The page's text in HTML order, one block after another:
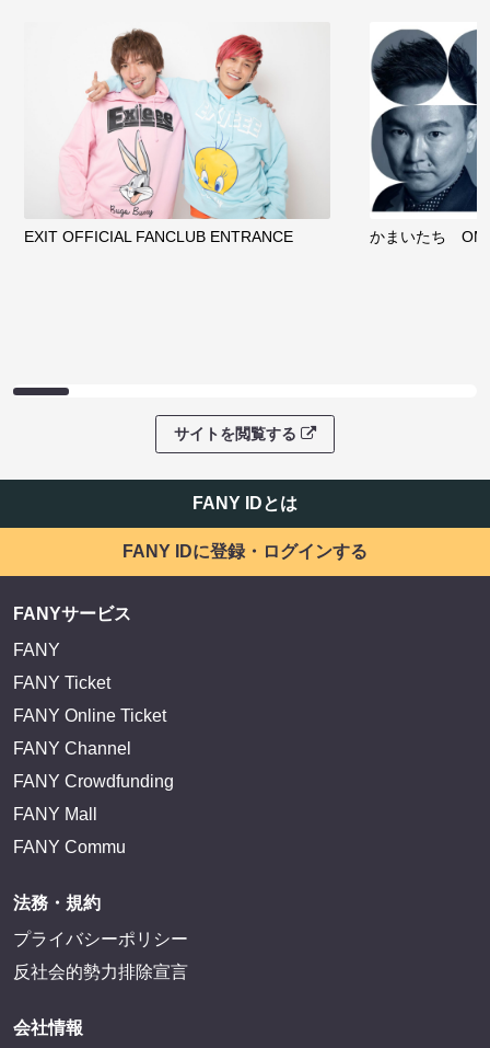
EXIT OFFICIAL FANCLUB ENTRANCE かまいたち
サイトを閲覧する
FANY IDとは
FANY IDに登録・ログインする
FANYサービス
FANY
FANY Ticket
FANY Online Ticket
FANY Channel
FANY Crowdfunding
FANY Mall
FANY Commu
法務・規約
プライバシーポリシー
反社会的勢力排除宣言
会社情報